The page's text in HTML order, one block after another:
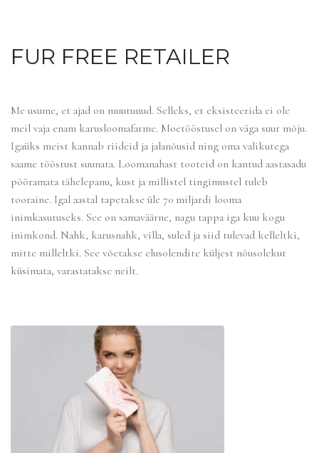
FUR FREE RETAILER
Me usume, et ajad on muutunud. Selleks, et eksisteerida ei ole
meil vaja enam karusloomafarme. Moetööstusel on väga suur mõju.
Igaüks meist kannab riideid ja jalanõusid ning oma valikutega
saame tööstust suunata. Loomanahast tooteid on kantud aastasadu
pööramata tähelepanu, kust ja millistel tingimustel tuleb
tooraine. Igal aastal tapetakse üle 70 miljardi looma
inimkasutuseks. See on samaväärne, nagu tappa iga kuu kogu
inimkond. Nahk, karusnahk, villa, suled ja siid tulevad kelleltki,
mitte milleltki. See võetakse elusolendite küljest nõusolekut
küsimata, varastatakse neilt.